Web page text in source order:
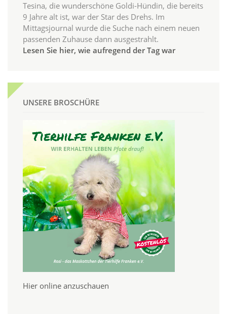
Tesina, die wunderschöne Goldi-Hündin, die bereits
9 Jahre alt ist, war der Star des Drehs. Im
Mittagsjournal wurde die Suche nach einem neuen
passenden Zuhause dann ausgestrahlt.
Lesen Sie hier, wie aufregend der Tag war
UNSERE BROSCHÜRE
Hier online anzuschauen